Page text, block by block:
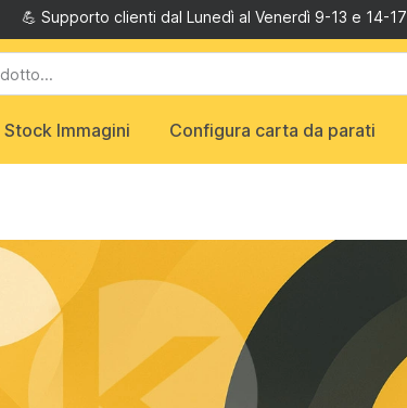
💪 Supporto clienti dal Lunedì al Venerdì 9-13 e 14-17
Stock Immagini Configura carta da parati